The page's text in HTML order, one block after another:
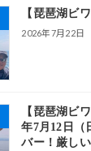
【琵琶湖ビ
2026年7月22日
【琵琶湖ビ
年7月12日（
バー！厳し